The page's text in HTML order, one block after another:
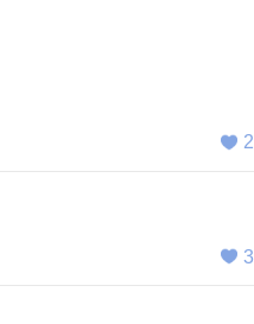
2
3